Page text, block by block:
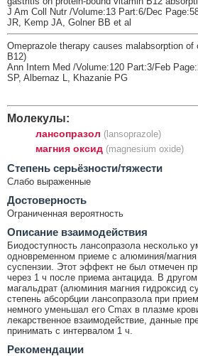
J Am Coll Nutr /Volume:13 Part:6/Dec
JR, Kemp JA, Golner BB et al
Omeprazole therapy causes malabsorption
B12)
Ann Intern Med /Volume:120 Part:3/Feb
SP, Albernaz L, Khazanie PG
Молекулы:
лансопразол (lansoprazole)
магния оксид (magnesium oxide)
Cтепень серьёзности/тяжести
Слабо выраженные
Достоверность
Ограниченная вероятность
Описание взаимодействия
Биодоступность лансопразола несколько
одновременном приеме с алюминия/
суспензии. Этот эффект не был отмечен
через 1 ч после приема антацида. В
магальдрат (алюминия магния гидроксид
степень абсорбции лансопразола при
немного уменьшал его Cmax в плазме
лекарственное взаимодействие, данные
принимать с интервалом 1 ч.
Рекомендации